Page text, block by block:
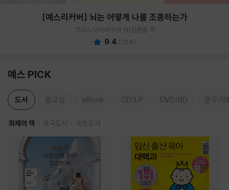
[예스리커버] 뇌는 어떻게 나를 조종하는가
크리스 나이바우어 저/김윤종 역
9.4 (104)
예스 PICK
도서 중고샵 eBook CD/LP DVD/BD 문구/
화제의 책 외국도서 세트도서